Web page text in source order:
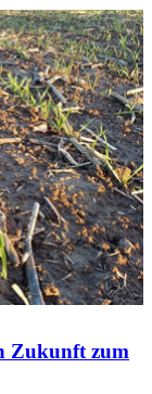
Zukunft zum